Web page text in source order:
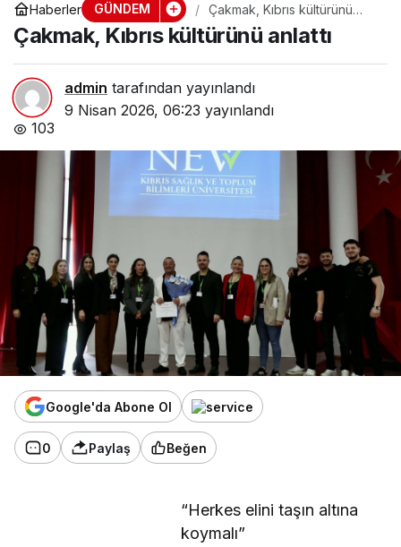
Haberler GÜNDEM
Çakmak, Kıbrıs kültürünü
anlattı
Çakmak, Kıbrıs kültürünü anlattı
admin tarafından yayınlandı
9 Nisan 2026, 06:23 yayınlandı
103
Google'da Abone Ol
0 Paylaş Beğen
“Herkes elini taşın altına
koymalı”